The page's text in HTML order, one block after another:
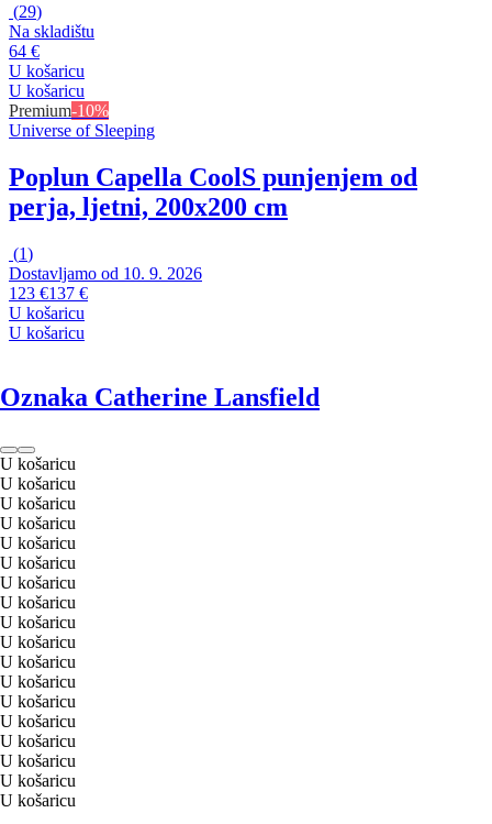
(29)
Na skladištu
64 €
U košaricu
U košaricu
Premium-10%
Universe of Sleeping
Poplun Capella CoolS punjenjem od
perja, ljetni, 200x200 cm
(1)
Dostavljamo od 10. 9. 2026
123 €137 €
U košaricu
U košaricu
Oznaka Catherine Lansfield
U košaricu
U košaricu
U košaricu
U košaricu
U košaricu
U košaricu
U košaricu
U košaricu
U košaricu
U košaricu
U košaricu
U košaricu
U košaricu
U košaricu
U košaricu
U košaricu
U košaricu
U košaricu